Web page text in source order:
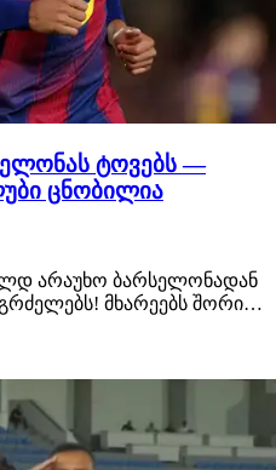
ტოვებს —
ცნობილია
არაუხო ბარსელონადან
მხარეებს შორის
სადაც
და კონტრაქტს ხელს
მხარეებს შორის 1-